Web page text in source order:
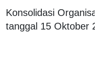
Konsolidasi
tanggal 15 Oktober